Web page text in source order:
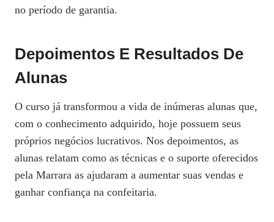
no período de garantia.
Depoimentos E Resultados De
Alunas
O curso já transformou a vida de inúmeras alunas que,
com o conhecimento adquirido, hoje possuem seus
próprios negócios lucrativos. Nos depoimentos, as
alunas relatam como as técnicas e o suporte oferecidos
pela Marrara as ajudaram a aumentar suas vendas e
ganhar confiança na confeitaria.